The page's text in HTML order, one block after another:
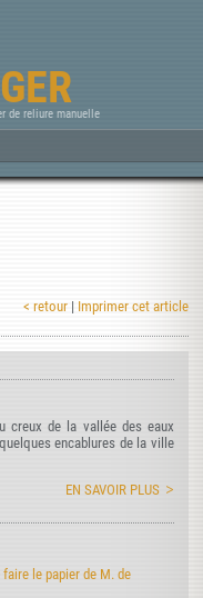
de reliure manuelle
< retour | Imprimer cet article
creux de la vallée des eaux
encablures de la ville
EN SAVOIR PLUS
le papier de M. de